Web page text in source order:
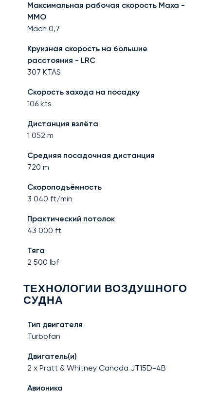
Максимальная рабочая скорость Маха -
MMO
Mach 0,7
Круизная скорость на большие
расстояния - LRC
307 KTAS
Скорость захода на посадку
106 kts
Дистанция взлёта
1 052 m
Средняя посадочная дистанция
720 m
Скороподъёмность
3 040 ft/min
Практический потолок
43 000 ft
Тяга
2 500 lbf
ТЕХНОЛОГИИ ВОЗДУШНОГО
СУДНА
Тип двигателя
Turbofan
Двигатель(и)
2 x Pratt & Whitney Canada JT15D-4B
Авионика